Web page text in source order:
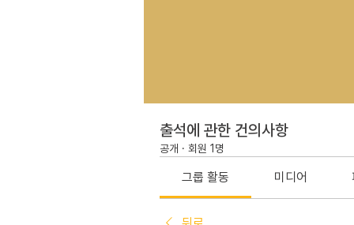
출석에 관한 건의사항
공개 · 회원 1명
그룹 활동 미디어